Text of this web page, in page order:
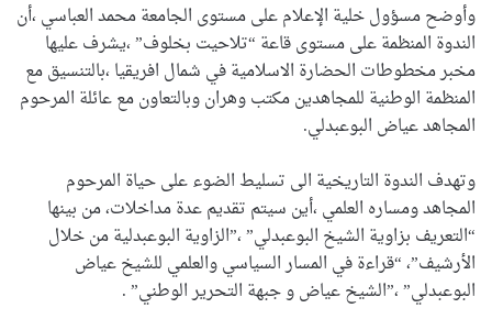
وأوضح مسؤول خلية الإعلام على مستوى الجامعة محمد العباسي ،أن
الندوة المنظمة على مستوى قاعة “تلاحيت بخلوف” ،يشرف عليها
مخبر مخطوطات الحضارة الاسلامية في شمال افريقيا ،بالتنسيق مع
المنظمة الوطنية للمجاهدين مكتب وهران وبالتعاون مع عائلة المرحوم
المجاهد عياض البوعبدلي.
وتهدف الندوة التاريخية الى تسليط الضوء على حياة المرحوم
المجاهد ومساره العلمي ،أين سيتم تقديم عدة مداخلات، من بينها
“التعريف بزاوية الشيخ البوعبدلي” ،”الزاوية البوعبدلية من خلال
الأرشيف”، “قراءة في المسار السياسي والعلمي للشيخ عياض
البوعبدلي” ،”الشيخ عياض و جبهة التحرير الوطني” .